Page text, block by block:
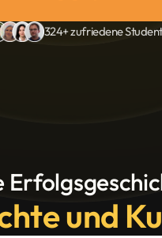
324+ zufriedene
und